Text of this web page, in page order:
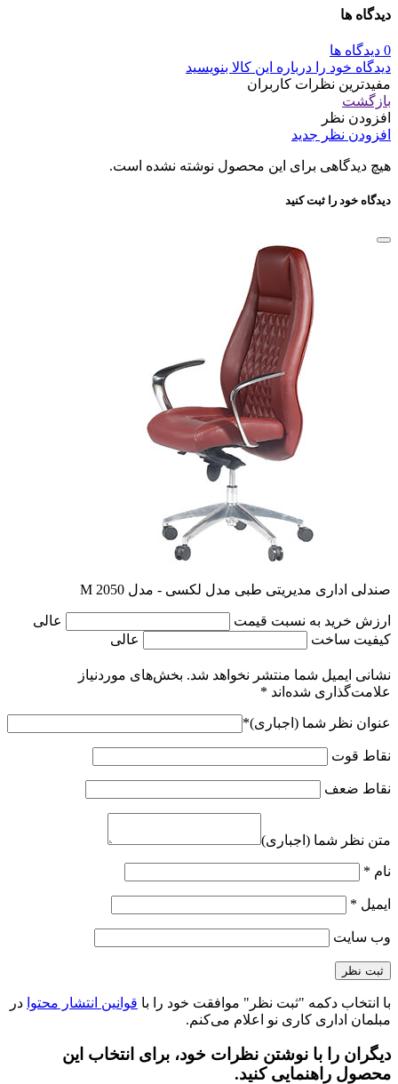
دیدگاه ها
0 دیدگاه ها
دیدگاه خود را درباره این کالا بنویسید
مفیدترین نظرات کاربران
بازگشت
افزودن نظر
افزودن نظر جدید
هیچ دیدگاهی برای این محصول نوشته نشده است.
دیدگاه خود را ثبت کنید
صندلی اداری مدیریتی طبی مدل لکسی - مدل M 2050
ارزش خرید به نسبت قیمت
عالی
کیفیت ساخت
عالی
نشانی ایمیل شما منتشر نخواهد شد. بخش‌های موردنیاز
علامت‌گذاری شده‌اند *
عنوان نظر شما (اجباری)*
نقاط قوت
نقاط ضعف
متن نظر شما (اجباری)
نام *
ایمیل *
وب‌ سایت
با انتخاب دکمه "ثبت نظر" موافقت خود را با قوانین انتشار محتوا در
مبلمان اداری کاری نو اعلام می‌کنم.
دیگران را با نوشتن نظرات خود، برای انتخاب این
محصول راهنمایی کنید.